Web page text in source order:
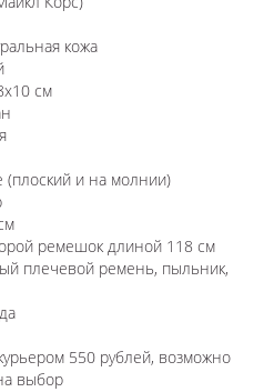
кожа
см
и на молнии)
ремешок длиной 118 см
плечевой ремень, пыльник,
550 рублей, возможно
выбор